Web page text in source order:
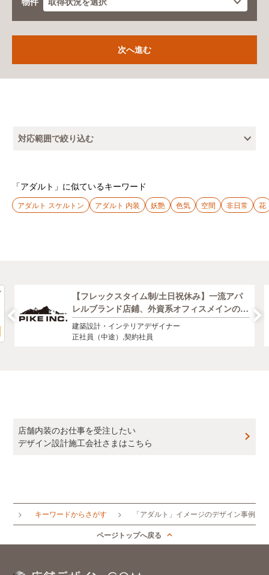
対応範囲で絞り込む
「アダルト」に似ているキーワード
アダルト スケルトン アダルト 内装 妖艶 色気 空間 非日常 花
【フレックスタイム制/土日祝休み】一流アパ
レルブランド店鋪、外資系オフィスメインの建
築・インテリアデザイナー募集！
建築設計・インテリアデザイナー
正社員（中途）,契約社員
店舗内装のお仕事を受注したい
デザイン設計施工会社さまはこちら
キーワードからさがす 「アダルト」イメージのデザイン事例
ページトップへ戻る